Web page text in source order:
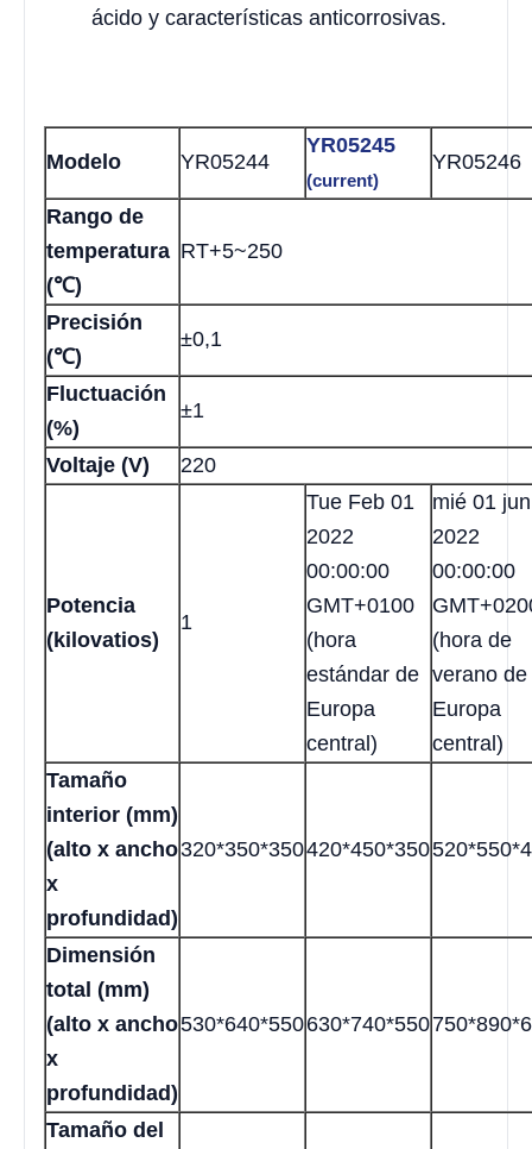
ácido y características anticorrosivas.
Modelo YR05244
YR05245
(current)
YR05246
Rango de
temperatura
(℃)
RT+5~250
Precisión
(℃)
±0,1
Fluctuación
(%)
±1
Voltaje (V) 220
Potencia
(kilovatios)
1
Tue Feb 01
2022
00:00:00
GMT+0100
(hora
estándar de
Europa
central)
mié 01 jun
2022
00:00:00
(hora de
verano de
Europa
central)
Tamaño
interior (mm)
(alto x ancho
x
profundidad)
320*350*350420*450*350
Dimensión
total (mm)
(alto x ancho
x
profundidad)
530*640*550630*740*550
Tamaño del